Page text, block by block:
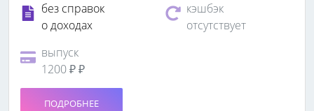
без справок
о доходах
кэшбэк
отсутствует
выпуск
1200 ₽ ₽
ПОДРОБНЕЕ